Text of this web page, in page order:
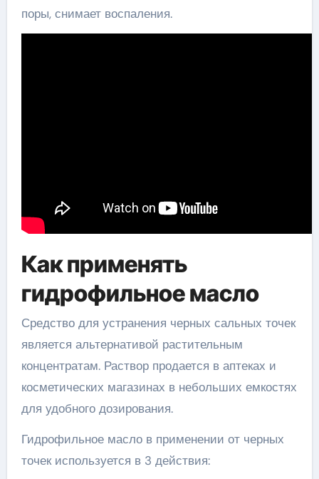
поры, снимает воспаления.
Как применять
гидрофильное масло
Средство для устранения черных сальных точек
является альтернативой растительным
концентратам. Раствор продается в аптеках и
косметических магазинах в небольших емкостях
для удобного дозирования.
Гидрофильное масло в применении от черных
точек используется в 3 действия: